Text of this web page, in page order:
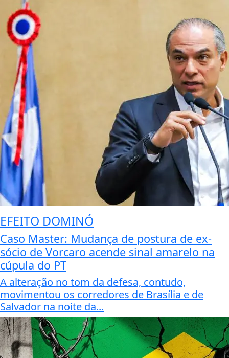
EFEITO DOMINÓ
Caso Master: Mudança de postura de ex-
sócio de Vorcaro acende sinal amarelo na
cúpula do PT
A alteração no tom da defesa, contudo,
movimentou os corredores de Brasília e de
Salvador na noite da...